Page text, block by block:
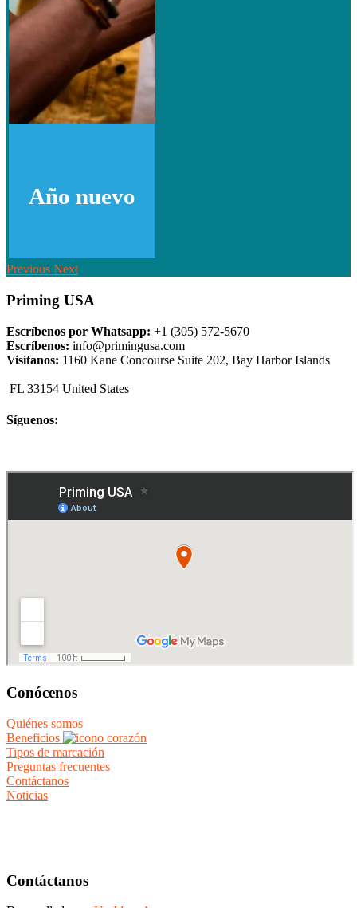
Año nuevo
Previous Next
Priming USA
Escríbenos por Whatsapp: +1 (305) 572-5670
Escríbenos: info@primingusa.com
Visítanos: 1160 Kane Concourse Suite 202, Bay Harbor Islands
FL 33154 United States
Síguenos:
Conócenos
Quiénes somos
Beneficios
Tipos de marcación
Preguntas frecuentes
Contáctanos
Noticias
Contáctanos